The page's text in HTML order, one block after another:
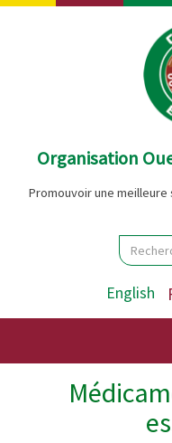
Aller
Organisation
Promouvoir une
English